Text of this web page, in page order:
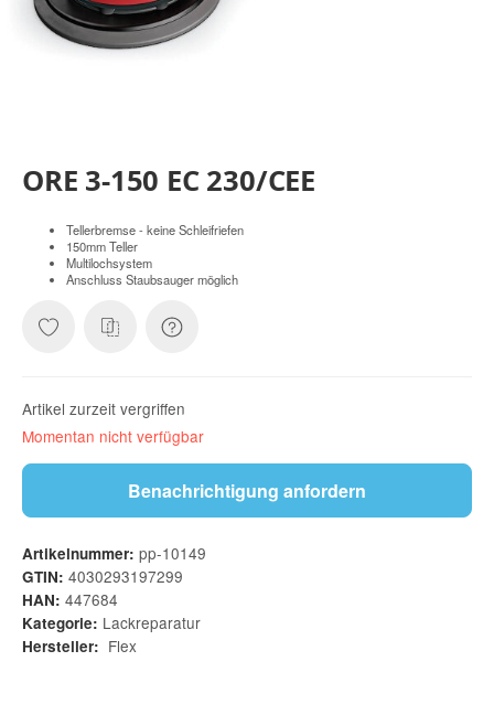
ORE 3-150 EC 230/CEE
Tellerbremse - keine Schleifriefen
150mm Teller
Multilochsystem
Anschluss Staubsauger möglich
Artikel zurzeit vergriffen
Momentan nicht verfügbar
Benachrichtigung anfordern
Artikelnummer: pp-10149
GTIN: 4030293197299
HAN: 447684
Kategorie: Lackreparatur
Hersteller: Flex